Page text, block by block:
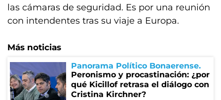
las cámaras de seguridad. Es por una reunión
con intendentes tras su viaje a Europa.
Más noticias
Panorama Político Bonaerense
Peronismo y procastinación: ¿por
qué Kicillof retrasa el diálogo con
Cristina Kirchner?